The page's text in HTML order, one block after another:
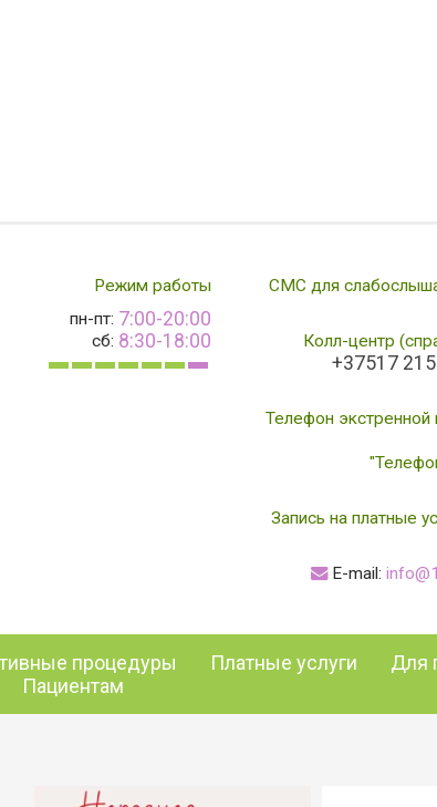
Режим работы
пн-пт: 7:00-20:00
сб: 8:30-18:00
СМС для
Колл-центр
+37517
Телефон
Запись на платные
E-mail:
процедуры Платные услуги Для
Пациентам